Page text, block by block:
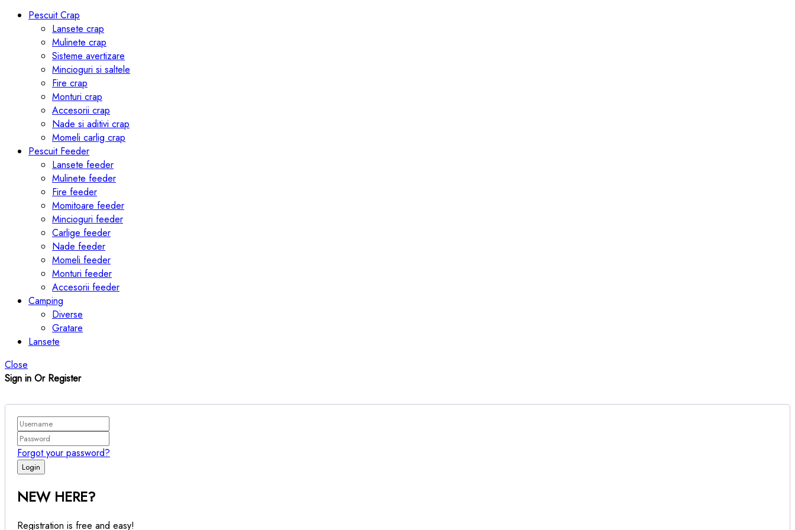
navigationPescuit Crap
Lansete crap
Mulinete crap
Sisteme avertizare
Mincioguri si saltele
Fire crap
Monturi crap
Accesorii crap
Nade si aditivi crap
Momeli carlig crap
Pescuit Feeder
Lansete feeder
Mulinete feeder
Fire feeder
Momitoare feeder
Mincioguri feeder
Carlige feeder
Nade feeder
Momeli feeder
Monturi feeder
Accesorii feeder
Camping
Diverse
Gratare
Lansete
Close
Sign in Or Register
Forgot your password?
NEW HERE?
Registration is free and easy!